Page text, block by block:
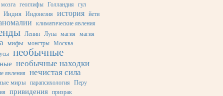
геоглифы Голландия
гул
Индия Индонезия история йети
климатические явления
Ленин Луна магия
магия
мифы монстры Москва
необычные
необычные находки
явления нечистая сила
миры парапсихология Перу
привидения призрак